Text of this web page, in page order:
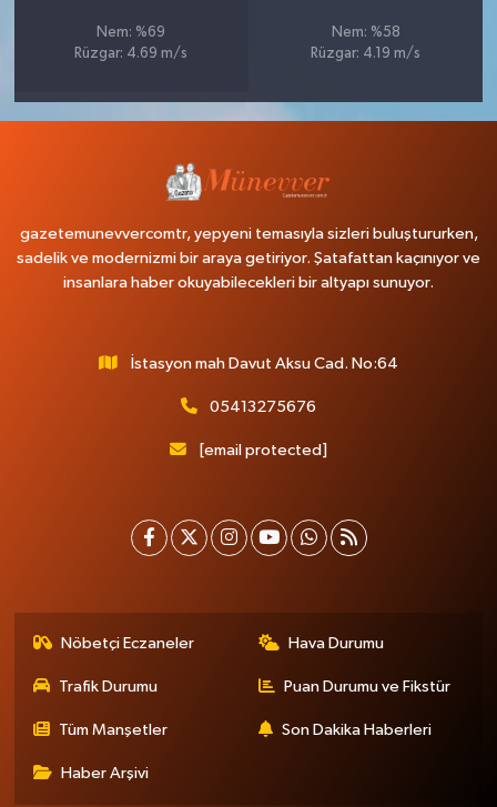
Nem: %69
Rüzgar: 4.69 m/s
Nem: %58
Rüzgar: 4.19 m/s
gazetemunevvercomtr, yepyeni temasıyla sizleri buluştururken,
sadelik ve modernizmi bir araya getiriyor. Şatafattan kaçınıyor ve
insanlara haber okuyabilecekleri bir altyapı sunuyor.
İstasyon mah Davut Aksu Cad. No:64
05413275676
[email protected]
Nöbetçi Eczaneler Hava Durumu
Trafik Durumu Puan Durumu ve Fikstür
Tüm Manşetler Son Dakika Haberleri
Haber Arşivi